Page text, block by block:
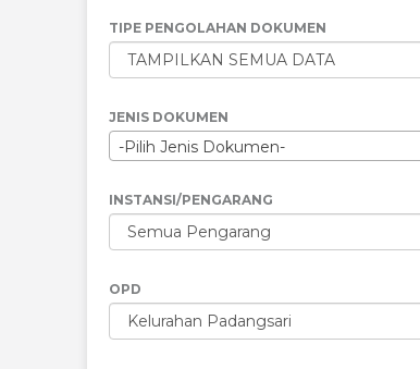
TIPE PENGOLAHAN DOKUMEN
JENIS DOKUMEN
-Pilih Jenis Dokumen-
INSTANSI/PENGARANG
OPD